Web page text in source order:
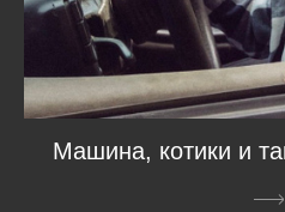
Машина, котики и